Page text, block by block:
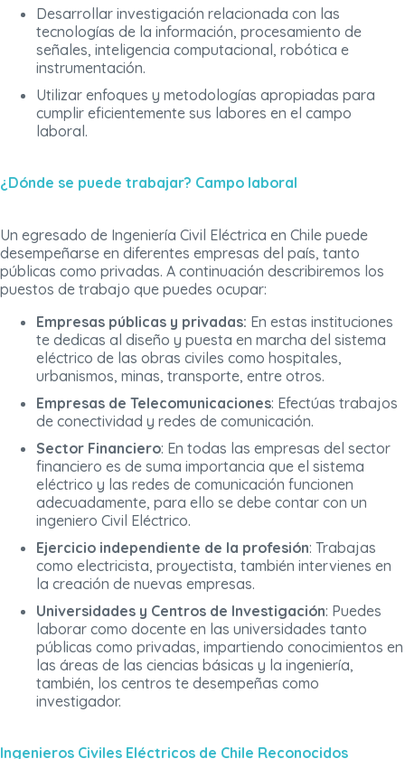
Desarrollar investigación relacionada con las
tecnologías de la información, procesamiento de
señales, inteligencia computacional, robótica e
instrumentación.
Utilizar enfoques y metodologías apropiadas para
cumplir eficientemente sus labores en el campo
laboral.
¿Dónde se puede trabajar? Campo laboral
Un egresado de Ingeniería Civil Eléctrica en Chile puede
desempeñarse en diferentes empresas del país, tanto
públicas como privadas. A continuación describiremos los
puestos de trabajo que puedes ocupar:
Empresas públicas y privadas: En estas instituciones
te dedicas al diseño y puesta en marcha del sistema
eléctrico de las obras civiles como hospitales,
urbanismos, minas, transporte, entre otros.
Empresas de Telecomunicaciones: Efectúas trabajos
de conectividad y redes de comunicación.
Sector Financiero: En todas las empresas del sector
financiero es de suma importancia que el sistema
eléctrico y las redes de comunicación funcionen
adecuadamente, para ello se debe contar con un
ingeniero Civil Eléctrico.
Ejercicio independiente de la profesión: Trabajas
como electricista, proyectista, también intervienes en
la creación de nuevas empresas.
Universidades y Centros de Investigación: Puedes
laborar como docente en las universidades tanto
públicas como privadas, impartiendo conocimientos en
las áreas de las ciencias básicas y la ingeniería,
también, los centros te desempeñas como
investigador.
Ingenieros Civiles Eléctricos de Chile Reconocidos